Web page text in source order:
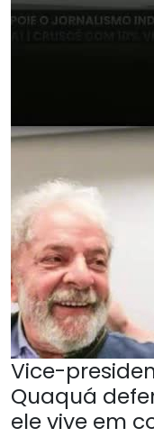
Vice-
Quaquá
ele vive em